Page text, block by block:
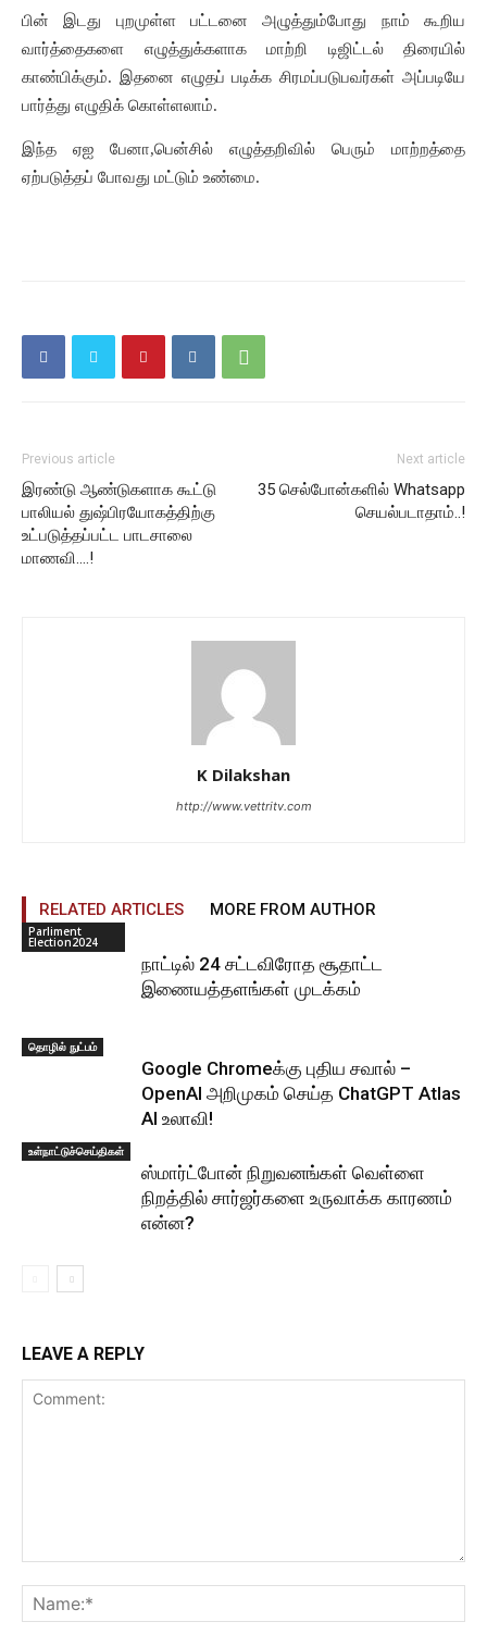
பின் இடது புறமுள்ள பட்டனை அழுத்தும்போது நாம்
கூறிய
வார்த்தைகளை
எழுத்துக்களாக மாற்றி டிஜிட்டல்
திரையில்
காண்பிக்கும். இதனை எழுதப் படிக்க சிரமப்படுபவர்கள் அப்படியே
பார்த்து எழுதிக் கொள்ளலாம்.
இந்த ஏஐ பேனா,பென்சில் எழுத்தறிவில் பெரும்
மாற்றத்தை
ஏற்படுத்தப் போவது மட்டும் உண்மை.
Previous article
இரண்டு ஆண்டுகளாக கூட்டு
பாலியல் துஷ்பிரயோகத்திற்கு
உட்படுத்தப்பட்ட பாடசாலை
மாணவி….!
Next article
35 செல்போன்களில் Whatsapp
செயல்படாதாம்..!
K Dilakshan
http://www.vettritv.com
RELATED ARTICLES MORE FROM AUTHOR
Parliment
Election2024
நாட்டில் 24 சட்டவிரோத சூதாட்ட
இணையத்தளங்கள் முடக்கம்
தொழில் நுட்பம்
Google Chromeக்கு புதிய சவால் –
OpenAI அறிமுகம் செய்த ChatGPT Atlas
AI உலாவி!
உள்நாட்டுச்செய்திகள்
ஸ்மார்ட்போன் நிறுவனங்கள் வெள்ளை
நிறத்தில் சார்ஜர்களை உருவாக்க காரணம்
என்ன?
LEAVE A REPLY